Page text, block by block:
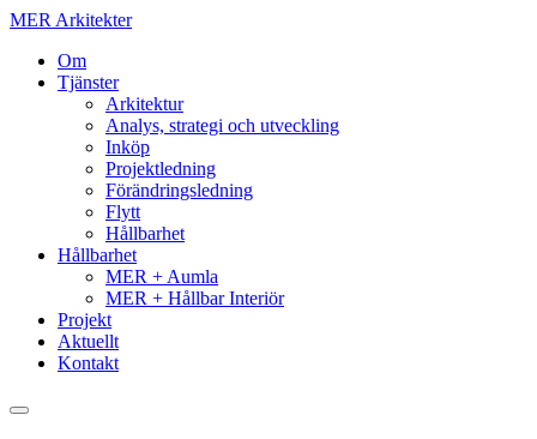
MER Arkitekter
Om
Tjänster
Arkitektur
Analys, strategi och utveckling
Inköp
Projektledning
Förändringsledning
Flytt
Hållbarhet
Hållbarhet
MER + Aumla
MER + Hållbar Interiör
Projekt
Aktuellt
Kontakt